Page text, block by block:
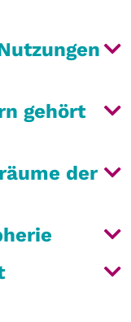
gehört
der